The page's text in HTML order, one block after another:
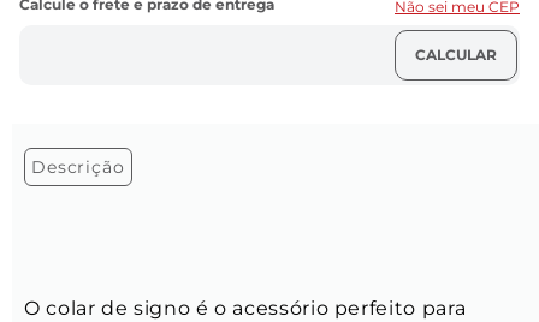
Não sei meu CEP
Descrição
O colar de signo é o acessório perfeito para